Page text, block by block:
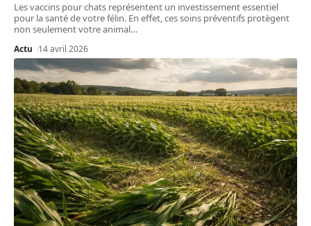
Les vaccins pour chats représentent un investissement essentiel
pour la santé de votre félin. En effet, ces soins préventifs protègent
non seulement votre animal…
Actu 14 avril 2026